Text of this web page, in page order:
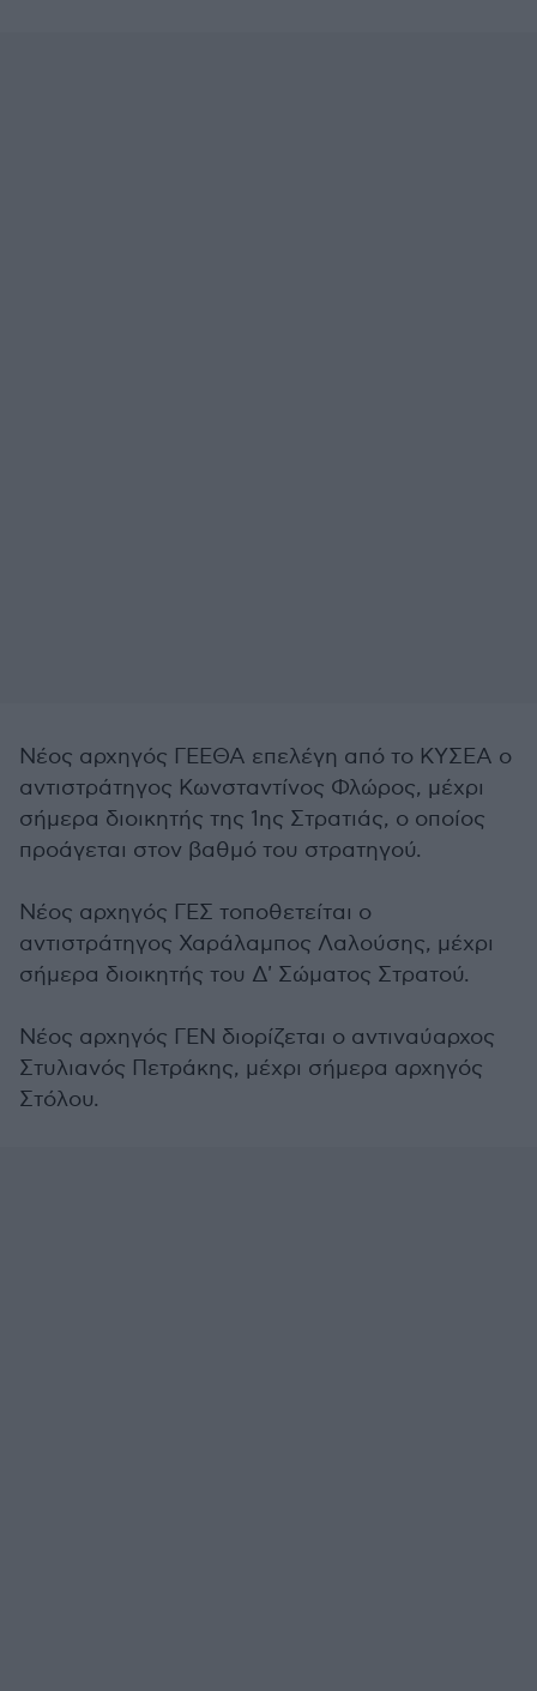
Νέος αρχηγός ΓΕΕΘΑ επελέγη από το ΚΥΣΕΑ ο
αντιστράτηγος Κωνσταντίνος Φλώρος, μέχρι
σήμερα διοικητής της 1ης Στρατιάς, ο οποίος
προάγεται στον βαθμό του στρατηγού.
Νέος αρχηγός ΓΕΣ τοποθετείται ο
αντιστράτηγος Χαράλαμπος Λαλούσης, μέχρι
σήμερα διοικητής του Δ' Σώματος Στρατού.
Νέος αρχηγός ΓΕΝ διορίζεται ο αντιναύαρχος
Στυλιανός Πετράκης, μέχρι σήμερα αρχηγός
Στόλου.